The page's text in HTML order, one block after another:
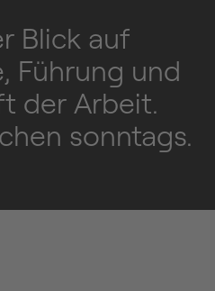
Blick auf
Führung und
der Arbeit.
sonntags.